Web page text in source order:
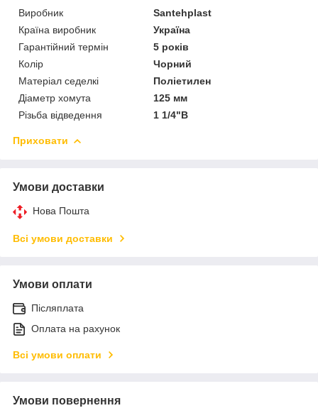
Виробник
Santehplast
Країна виробник
Україна
Гарантійний термін
5 років
Колір
Чорний
Матеріал седелкі
Поліетилен
Діаметр хомута
125 мм
Різьба відведення
1 1/4"В
Приховати
Умови доставки
Нова Пошта
Всі умови доставки
Умови оплати
Післяплата
Оплата на рахунок
Всі умови оплати
Умови повернення